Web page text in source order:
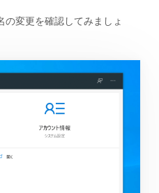
変更を確認してみましょ